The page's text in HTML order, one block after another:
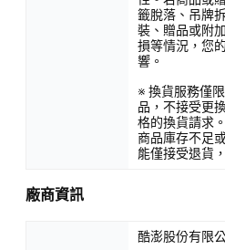
籤脫落、吊牌
裝、贈品或附
損等情況，您
響。
※ 換貨服務僅
品，不接受更
格的換貨請求
商品庫存不足
能僅接受退貨
廠商資訊
酷澎股份有限